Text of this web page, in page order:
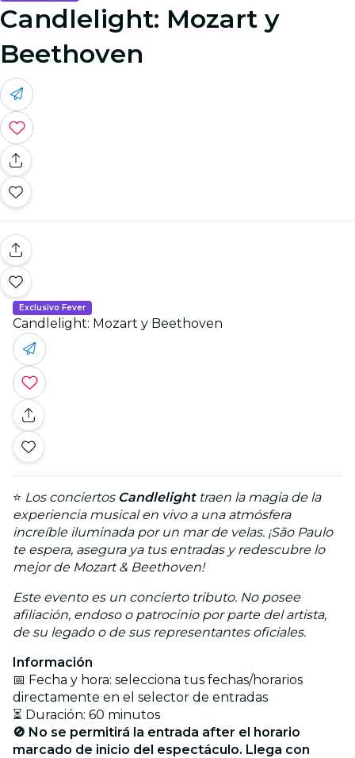
Candlelight: Mozart y
Beethoven
Exclusivo Fever
Candlelight: Mozart y Beethoven
⭐ Los conciertos Candlelighttraen la magia de la
experiencia musical en vivo a una atmósfera
increíble iluminada por un mar de velas. ¡São Paulo
te espera, asegura ya tus entradas y redescubre lo
mejor de Mozart & Beethoven!
Este evento es un concierto tributo. No posee
afiliación, endoso o patrocinio por parte del artista,
de su legado o de sus representantes oficiales.
Información
📅 Fecha y hora: selecciona tus fechas/horarios
directamente en el selector de entradas
⏳ Duración: 60 minutos
🚫 No se permitirá la entrada after el horario
marcado de inicio del espectáculo. Llega con